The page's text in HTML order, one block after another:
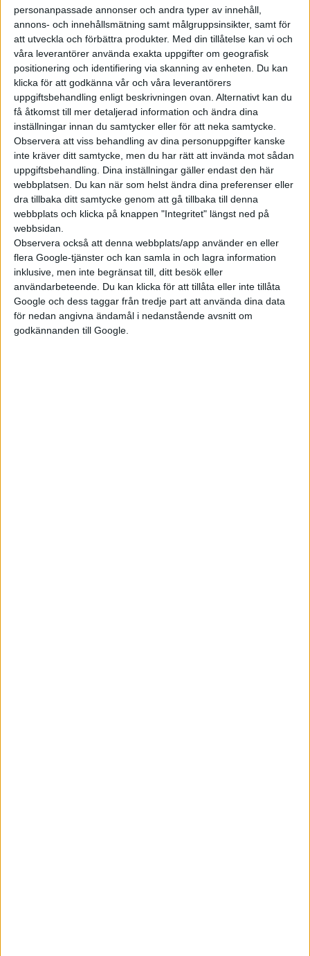
personanpassade annonser och andra typer av innehåll,
annons- och innehållsmätning samt målgruppsinsikter, samt för
att utveckla och förbättra produkter. Med din tillåtelse kan vi och
våra leverantörer använda exakta uppgifter om geografisk
positionering och identifiering via skanning av enheten. Du kan
klicka för att godkänna vår och våra leverantörers
uppgiftsbehandling enligt beskrivningen ovan. Alternativt kan du
få åtkomst till mer detaljerad information och ändra dina
inställningar innan du samtycker eller för att neka samtycke.
Observera att viss behandling av dina personuppgifter kanske
inte kräver ditt samtycke, men du har rätt att invända mot sådan
uppgiftsbehandling. Dina inställningar gäller endast den här
webbplatsen. Du kan när som helst ändra dina preferenser eller
dra tillbaka ditt samtycke genom att gå tillbaka till denna
webbplats och klicka på knappen "Integritet" längst ned på
webbsidan.
Observera också att denna webbplats/app använder en eller
flera Google-tjänster och kan samla in och lagra information
inklusive, men inte begränsat till, ditt besök eller
användarbeteende. Du kan klicka för att tillåta eller inte tillåta
Google och dess taggar från tredje part att använda dina data
för nedan angivna ändamål i nedanstående avsnitt om
godkännanden till Google.
Läs mer